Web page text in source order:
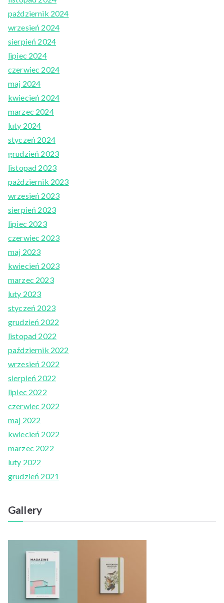
październik 2024
wrzesień 2024
sierpień 2024
lipiec 2024
czerwiec 2024
maj 2024
kwiecień 2024
marzec 2024
luty 2024
styczeń 2024
grudzień 2023
listopad 2023
październik 2023
wrzesień 2023
sierpień 2023
lipiec 2023
czerwiec 2023
maj 2023
kwiecień 2023
marzec 2023
luty 2023
styczeń 2023
grudzień 2022
listopad 2022
październik 2022
wrzesień 2022
sierpień 2022
lipiec 2022
czerwiec 2022
maj 2022
kwiecień 2022
marzec 2022
luty 2022
grudzień 2021
Gallery